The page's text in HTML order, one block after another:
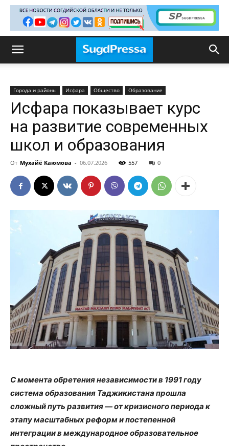
Города и районы Исфара Общество Образование
Исфара показывает курс
на развитие современных
школ и образования
От Мухайё Каюмова - 06.07.2026 557 0
С момента обретения независимости в 1991 году
система образования Таджикистана прошла
сложный путь развития — от кризисного периода к
этапу масштабных реформ и постепенной
интеграции в международное образовательное